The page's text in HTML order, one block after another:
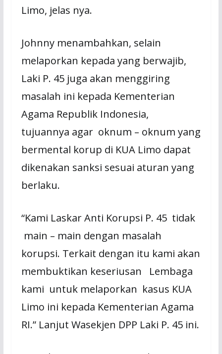
Limo, jelas nya.
Johnny menambahkan, selain
melaporkan kepada yang berwajib,
Laki P. 45 juga akan menggiring
masalah ini kepada Kementerian
Agama Republik Indonesia,
tujuannya agar oknum – oknum yang
bermental korup di KUA Limo dapat
dikenakan sanksi sesuai aturan yang
berlaku.
“Kami Laskar Anti Korupsi P. 45 tidak
main – main dengan masalah
korupsi. Terkait dengan itu kami akan
membuktikan keseriusan Lembaga
kami untuk melaporkan kasus KUA
Limo ini kepada Kementerian Agama
RI.” Lanjut Wasekjen DPP Laki P. 45 ini.